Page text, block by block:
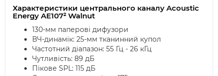
Характеристики центрального каналу Acoustic
Energy AE107² Walnut
130-мм паперові дифузори
ВЧ-динамік: 25-мм тканинний купол
Частотний діапазон: 55 Гц - 26 кГц
Чутливість: 89 дБ
Пікове SPL: 115 дБ